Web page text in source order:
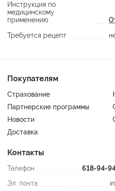
Инструкция по
медицинскому
применению
Требуется рецепт
Покупателям
Страхование
Партнерские программы
Новости
Доставка
Контакты
Телефон 618-94-
Эл. почта